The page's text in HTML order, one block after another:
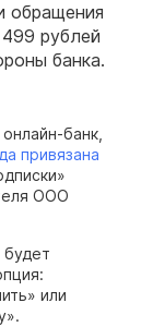
обращения
рублей
банка.
банк,
привязана
ООО
будет
или